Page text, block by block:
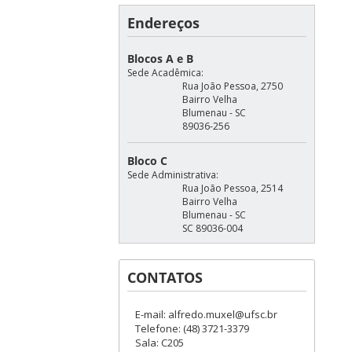
Endereços
Blocos A e B
Sede Acadêmica:
Rua João Pessoa, 2750
Bairro Velha
Blumenau - SC
89036-256
Bloco C
Sede Administrativa:
Rua João Pessoa, 2514
Bairro Velha
Blumenau - SC
SC 89036-004
CONTATOS
E-mail: alfredo.muxel@ufsc.br
Telefone: (48) 3721-3379
Sala: C205